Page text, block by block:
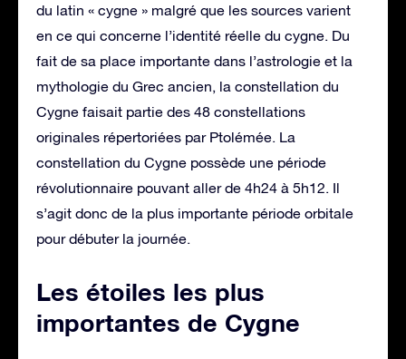
du latin « cygne » malgré que les sources varient
en ce qui concerne l’identité réelle du cygne. Du
fait de sa place importante dans l’astrologie et la
mythologie du Grec ancien, la constellation du
Cygne faisait partie des 48 constellations
originales répertoriées par Ptolémée. La
constellation du Cygne possède une période
révolutionnaire pouvant aller de 4h24 à 5h12. Il
s’agit donc de la plus importante période orbitale
pour débuter la journée.
Les étoiles les plus
importantes de Cygne